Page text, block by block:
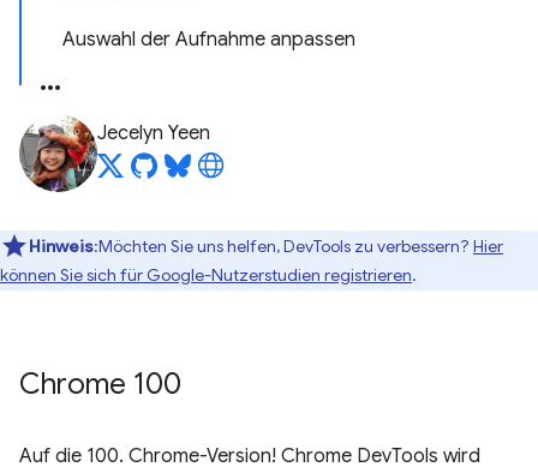
Auswahl der Aufnahme anpassen
Jecelyn Yeen
Hinweis:Möchten Sie uns helfen, DevTools zu verbessern? Hier
können Sie sich für Google-Nutzerstudien registrieren.
Chrome 100
Auf die 100. Chrome-Version! Chrome DevTools wird